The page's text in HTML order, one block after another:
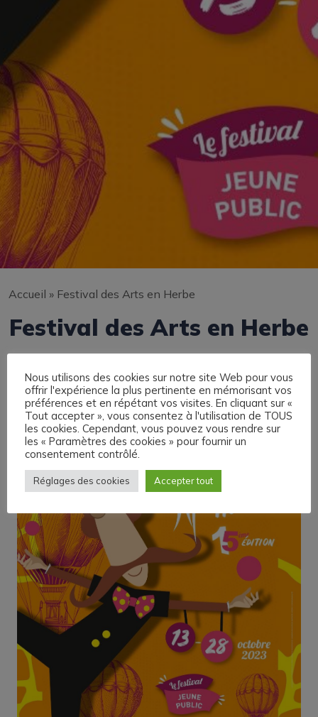
Accueil » Festival des Arts en Herbe
Festival des Arts en Herbe
Nous utilisons des cookies sur notre site Web pour vous
offrir l'expérience la plus pertinente en mémorisant vos
préférences et en répétant vos visites. En cliquant sur «
Tout accepter », vous consentez à l'utilisation de TOUS
les cookies. Cependant, vous pouvez vous rendre sur
les « Paramètres des cookies » pour fournir un
consentement contrôlé.
Réglages des cookies Accepter tout